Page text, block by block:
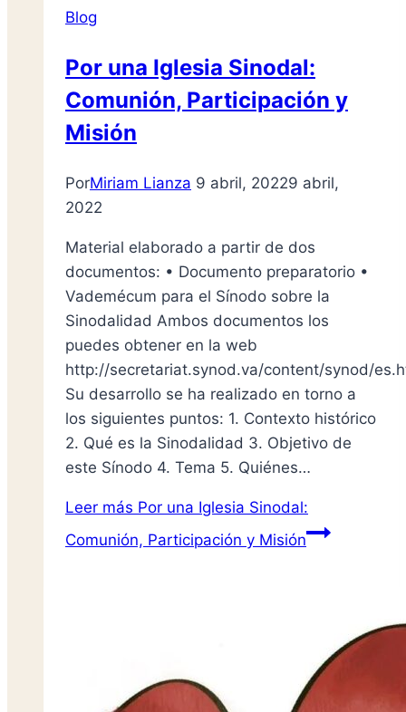
Blog
Por una Iglesia Sinodal:
Comunión, Participación y
Misión
PorMiriam Lianza 9 abril, 20229 abril,
2022
Material elaborado a partir de dos
documentos: • Documento preparatorio •
Vademécum para el Sínodo sobre la
Sinodalidad Ambos documentos los
puedes obtener en la web
http://secretariat.synod.va/content/synod/
Su desarrollo se ha realizado en torno a
los siguientes puntos: 1. Contexto histórico
2. Qué es la Sinodalidad 3. Objetivo de
este Sínodo 4. Tema 5. Quiénes…
Leer más Por una Iglesia Sinodal:
Comunión, Participación y Misión